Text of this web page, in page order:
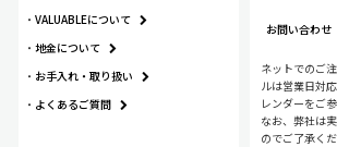
VALUABLEについて
地金について
お手入れ・取り扱い
よくあるご質問
お問い合わせ
ネットでのご
ルは営業日対
レンダーをご
なお、弊社は
のでご了承くだ